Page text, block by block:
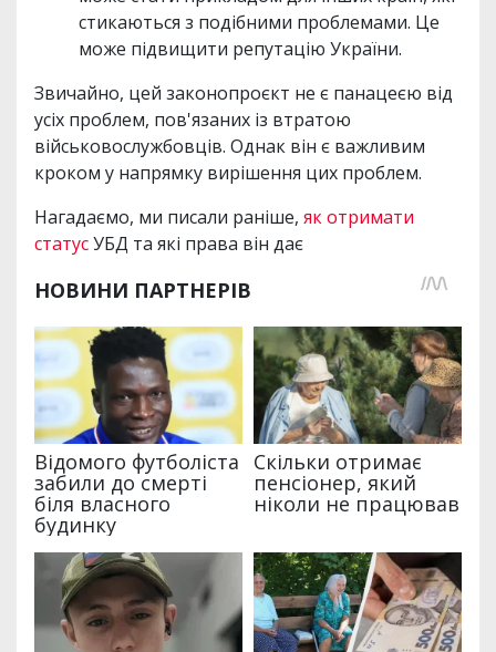
стикаються з подібними проблемами. Це
може підвищити репутацію України.
Звичайно, цей законопроєкт не є панацеєю від
усіх проблем, пов'язаних із втратою
військовослужбовців. Однак він є важливим
кроком у напрямку вирішення цих проблем.
Нагадаємо, ми писали раніше, як отримати
статусУБД та які права він дає